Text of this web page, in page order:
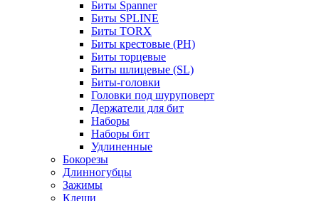
Биты Spanner
Биты SPLINE
Биты TORX
Биты крестовые (PH)
Биты торцевые
Биты шлицевые (SL)
Биты-головки
Головки под шуруповерт
Держатели для бит
Наборы
Наборы бит
Удлиненные
Бокорезы
Длинногубцы
Зажимы
Клещи